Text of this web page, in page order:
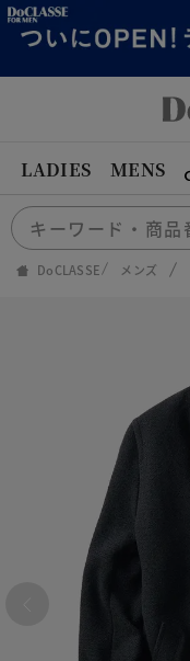
LADIES MENS
DoCLASSE メンズ